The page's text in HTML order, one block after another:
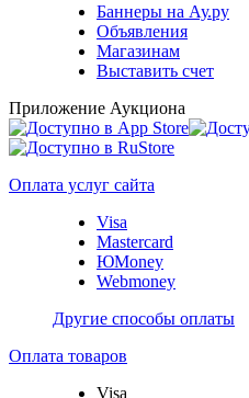
Баннеры на Ау.ру
Объявления
Магазинам
Выставить счет
Приложение Аукциона
Оплата услуг сайта
Visa
Mastercard
ЮMoney
Webmoney
Другие способы оплаты
Оплата товаров
Visa